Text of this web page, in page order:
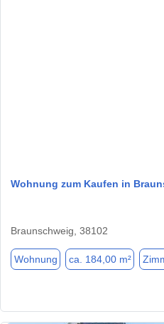
Wohnung zum Kaufen in
Braunschweig, 38102
Wohnung ca. 184,00 m²